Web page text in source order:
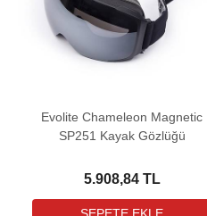
Evolite Chameleon Magnetic
SP251 Kayak Gözlüğü
5.908,84 TL